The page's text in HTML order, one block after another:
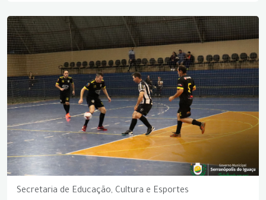
Secretaria de Educação, Cultura e Esportes